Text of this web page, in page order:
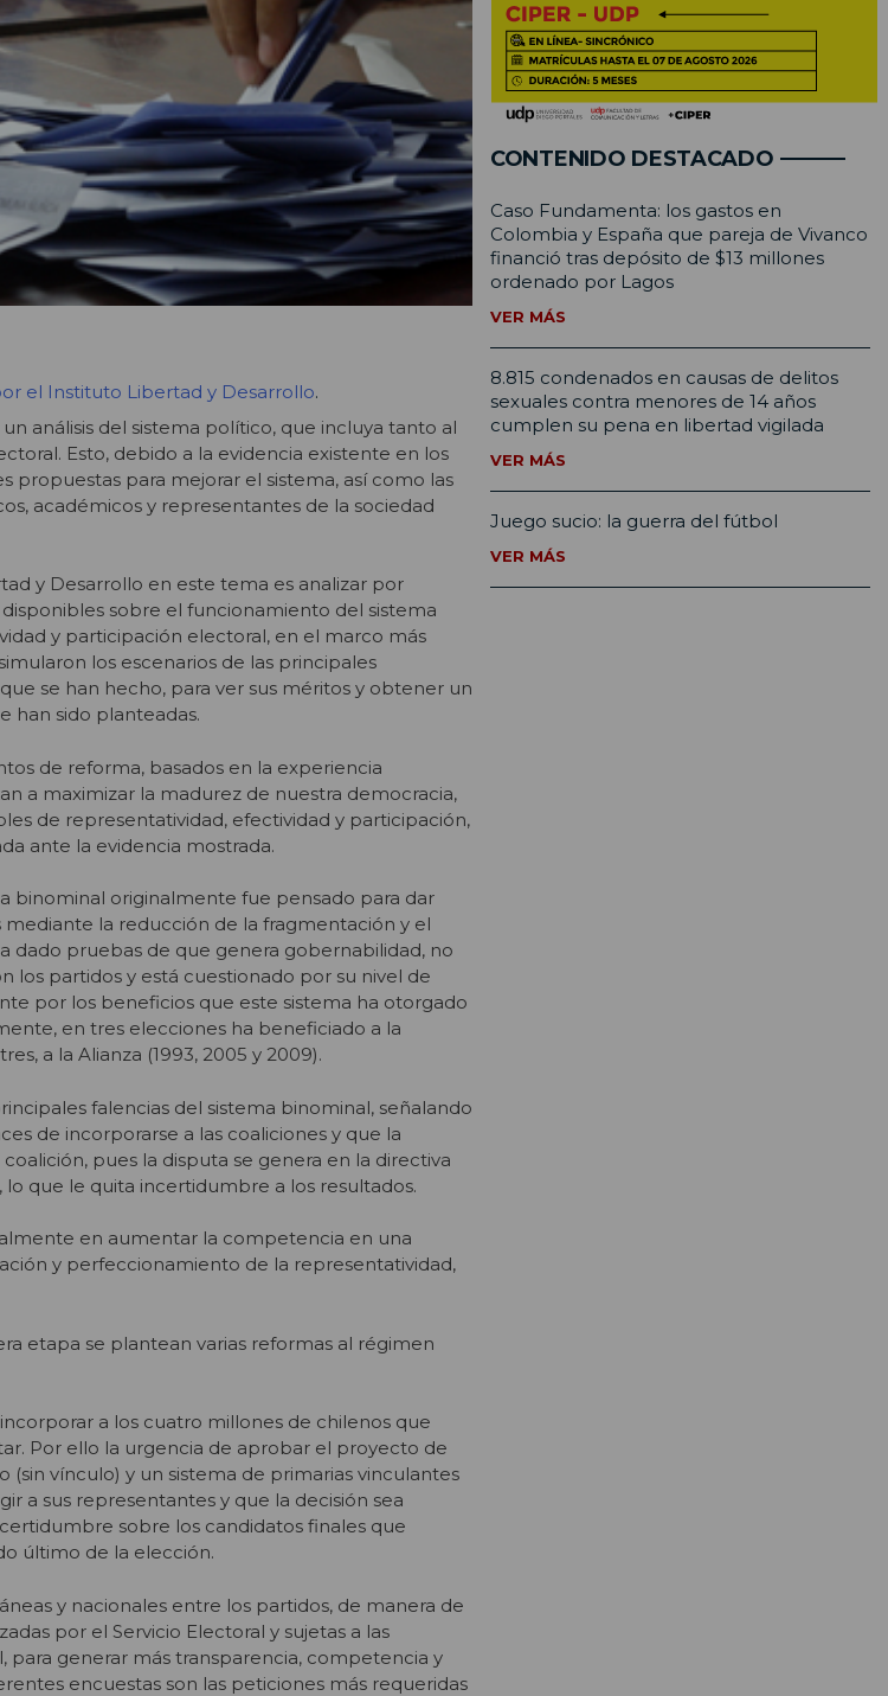
el Instituto Libertad y Desarrollo.
análisis del sistema político, que incluya tanto al
Esto, debido a la evidencia existente en los
propuestas para mejorar el sistema, así como las
académicos y representantes de la sociedad
y Desarrollo en este tema es analizar por
sobre el funcionamiento del sistema
y participación electoral, en el marco más
los escenarios de las principales
se han hecho, para ver sus méritos y obtener un
han sido planteadas.
de reforma, basados en la experiencia
a maximizar la madurez de nuestra democracia,
de representatividad, efectividad y participación,
ante la evidencia mostrada.
binominal originalmente fue pensado para dar
la reducción de la fragmentación y el
dado pruebas de que genera gobernabilidad, no
los partidos y está cuestionado por su nivel de
por los beneficios que este sistema ha otorgado
en tres elecciones ha beneficiado a la
a la Alianza (1993, 2005 y 2009).
falencias del sistema binominal, señalando
de incorporarse a las coaliciones y que la
pues la disputa se genera en la directiva
que le quita incertidumbre a los resultados.
en aumentar la competencia en una
y perfeccionamiento de la representatividad,
etapa se plantean varias reformas al régimen
a los cuatro millones de chilenos que
Por ello la urgencia de aprobar el proyecto de
vínculo) y un sistema de primarias vinculantes
a sus representantes y que la decisión sea
sobre los candidatos finales que
último de la elección.
y nacionales entre los partidos, de manera de
por el Servicio Electoral y sujetas a las
para generar más transparencia, competencia y
encuestas son las peticiones más requeridas
CONTENIDO DESTACADO
Caso Fundamenta: los gastos en
Colombia y España que pareja de Vivanco
financió tras depósito de $13 millones
ordenado por Lagos
VER MÁS
8.815 condenados en causas de delitos
sexuales contra menores de 14 años
cumplen su pena en libertad vigilada
VER MÁS
Juego sucio: la guerra del fútbol
VER MÁS